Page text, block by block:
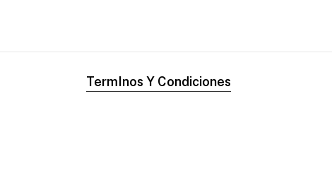
TermInos Y Condiciones